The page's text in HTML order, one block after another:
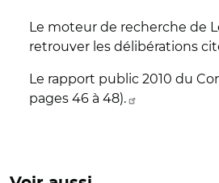
Le moteur de recherche de
retrouver les délibérations
Le rapport public 2010 du
pages 46 à 48).